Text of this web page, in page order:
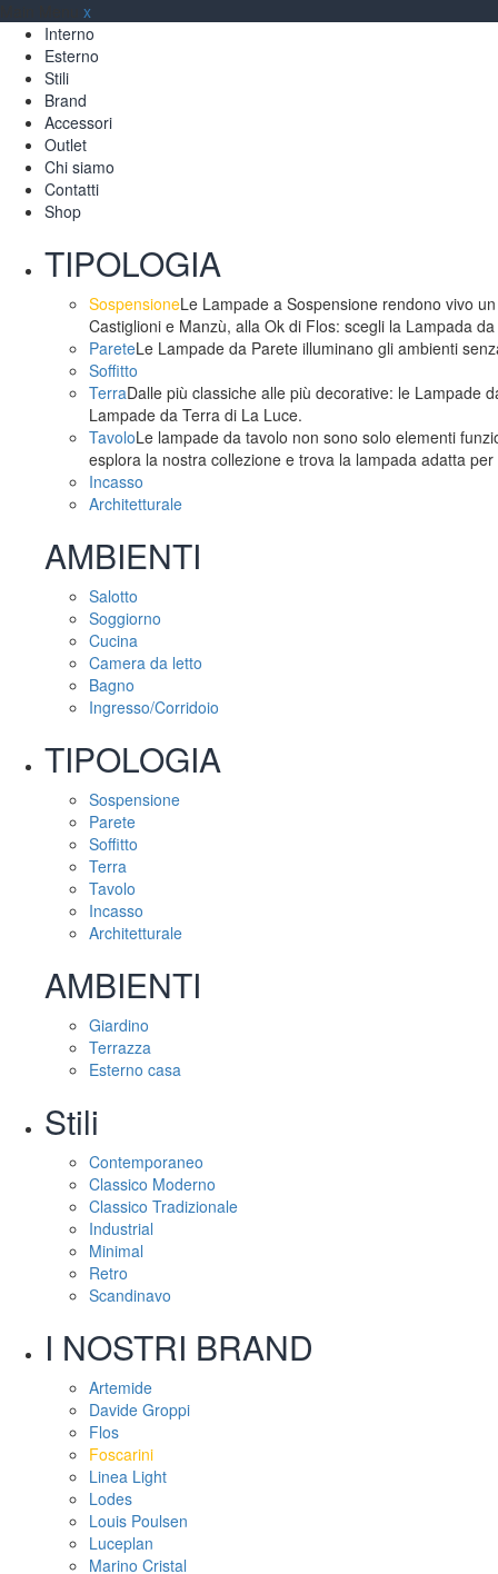
x
Interno
Esterno
Stili
Brand
Accessori
Outlet
Chi siamo
Contatti
Shop
TIPOLOGIA
SospensioneLe Lampade a Sospensione rendono vivo
Castiglioni e Manzù, alla Ok di Flos: scegli la Lampada
PareteLe Lampade da Parete illuminano gli ambienti
Soffitto
TerraDalle più classiche alle più decorative: le Lampade
Lampade da Terra di La Luce.
TavoloLe lampade da tavolo non sono solo elementi
esplora la nostra collezione e trova la lampada adatta
Incasso
Architetturale
AMBIENTI
Salotto
Soggiorno
Cucina
Camera da letto
Bagno
Ingresso/Corridoio
TIPOLOGIA
Sospensione
Parete
Soffitto
Terra
Tavolo
Incasso
Architetturale
AMBIENTI
Giardino
Terrazza
Esterno casa
Stili
Contemporaneo
Classico Moderno
Classico Tradizionale
Industrial
Minimal
Retro
Scandinavo
I NOSTRI BRAND
Artemide
Davide Groppi
Flos
Foscarini
Linea Light
Lodes
Louis Poulsen
Luceplan
Marino Cristal